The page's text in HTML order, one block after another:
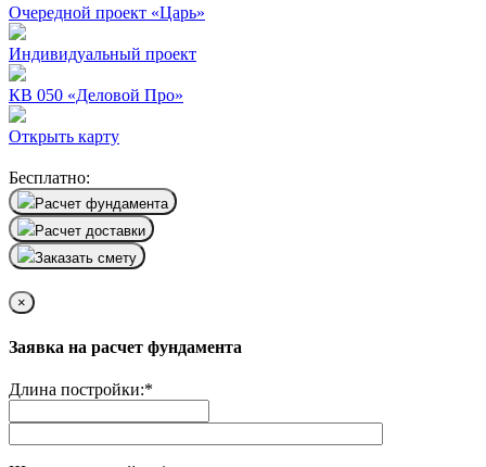
Очередной проект «Царь»
Индивидуальный проект
КВ 050 «Деловой Про»
Открыть карту
Бесплатно:
Расчет фундамента
Расчет доставки
Заказать смету
×
Заявка на расчет фундамента
Длина постройки:*